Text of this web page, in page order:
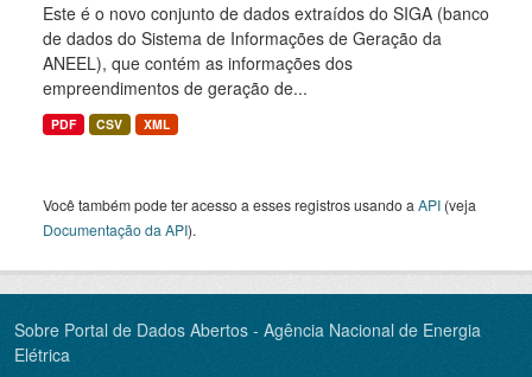
Este é o novo conjunto de dados extraídos do SIGA (banco
de dados do Sistema de Informações de Geração da
ANEEL), que contém as informações dos
empreendimentos de geração de...
PDF CSV XML
Você também pode ter acesso a esses registros usando a API (veja
Documentação da API).
Sobre Portal de Dados Abertos - Agência Nacional de Energia
Elétrica